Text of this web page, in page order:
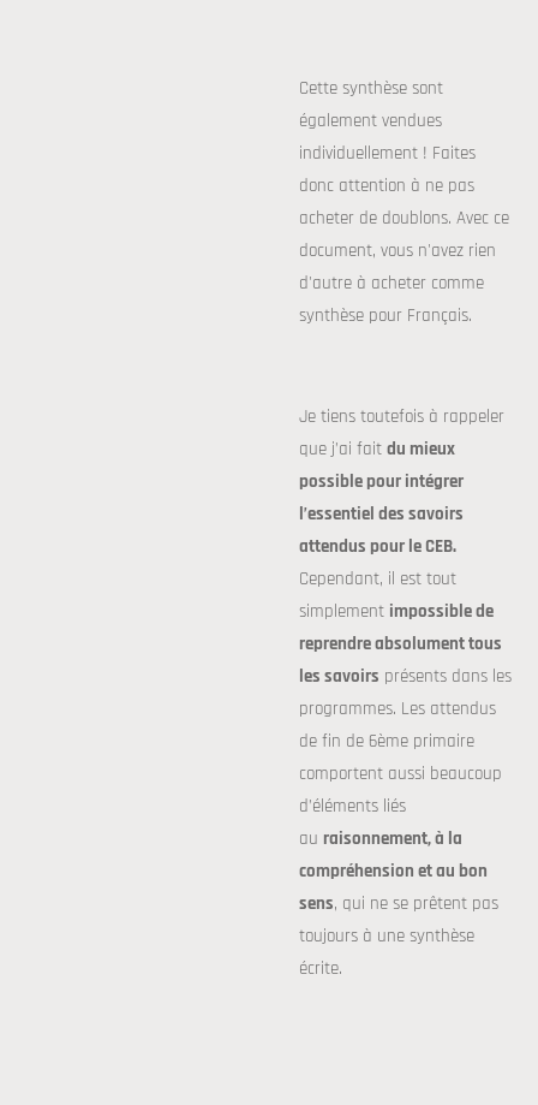
Cette synthèse sont
également vendues
individuellement ! Faites
donc attention à ne pas
acheter de doublons. Avec ce
document, vous n'avez rien
d'autre à acheter comme
synthèse pour Français.
Je tiens toutefois à rappeler
que j’ai fait du mieux
possible pour intégrer
l’essentiel des savoirs
attendus pour le CEB.
Cependant, il est tout
simplement impossible de
reprendre absolument tous
les savoirs présents dans les
programmes. Les attendus
de fin de 6ème primaire
comportent aussi beaucoup
d’éléments liés
au raisonnement, à la
compréhension et au bon
sens, qui ne se prêtent pas
toujours à une synthèse
écrite.